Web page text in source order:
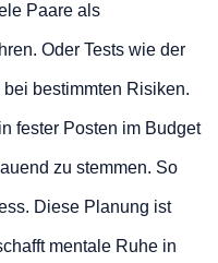
Paare als
Oder Tests wie der
bestimmten Risiken.
fester Posten im Budget
zu stemmen. So
Diese Planung ist
mentale Ruhe in